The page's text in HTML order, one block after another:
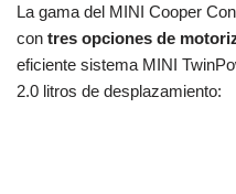
La gama del MINI Cooper
con tres opciones de
eficiente sistema MINI
2.0 litros de desplazamiento: